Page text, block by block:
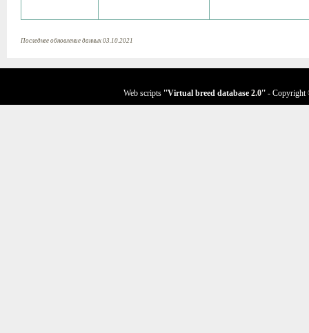
Последнее обновление данных 03.10.2021
Web scripts ''Virtual breed database 2.0'' - Copyright